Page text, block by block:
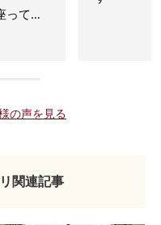
の声を見る
関連記事